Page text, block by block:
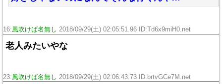
16:風吹けば名無し 2018/09/29(土) 02:05:51.96 ID:Td6x9miH0.net
老人みたいやな
23:風吹けば名無し 2018/09/29(土) 02:06:43.73 ID:brtvGCe7M.net